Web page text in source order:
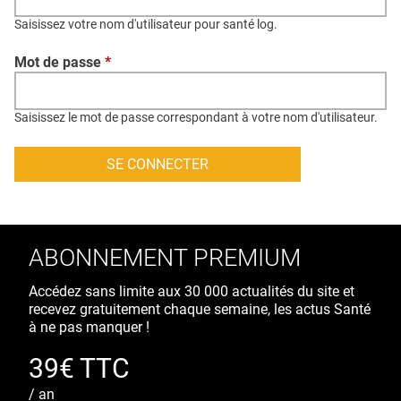
CONTACT
CRÉDITS
Saisissez votre nom d'utilisateur pour santé log.
Mot de passe *
Saisissez le mot de passe correspondant à votre nom d'utilisateur.
ABONNEMENT PREMIUM
Accédez sans limite aux 30 000 actualités du site et
recevez gratuitement chaque semaine, les actus Santé
à ne pas manquer !
39€ TTC
/ an